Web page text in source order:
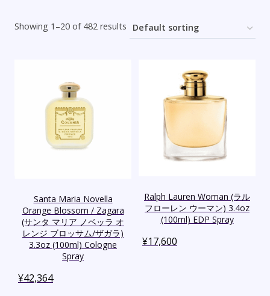
Showing 1–20 of 482 results
Santa Maria Novella
Orange Blossom / Zagara
(サンタ マリア ノベッラ オ
レンジ ブロッサム/ザガラ)
3.3oz (100ml) Cologne
Spray
¥42,364
Ralph Lauren Woman (ラル
フローレン ウーマン) 3.4oz
(100ml) EDP Spray
¥17,600